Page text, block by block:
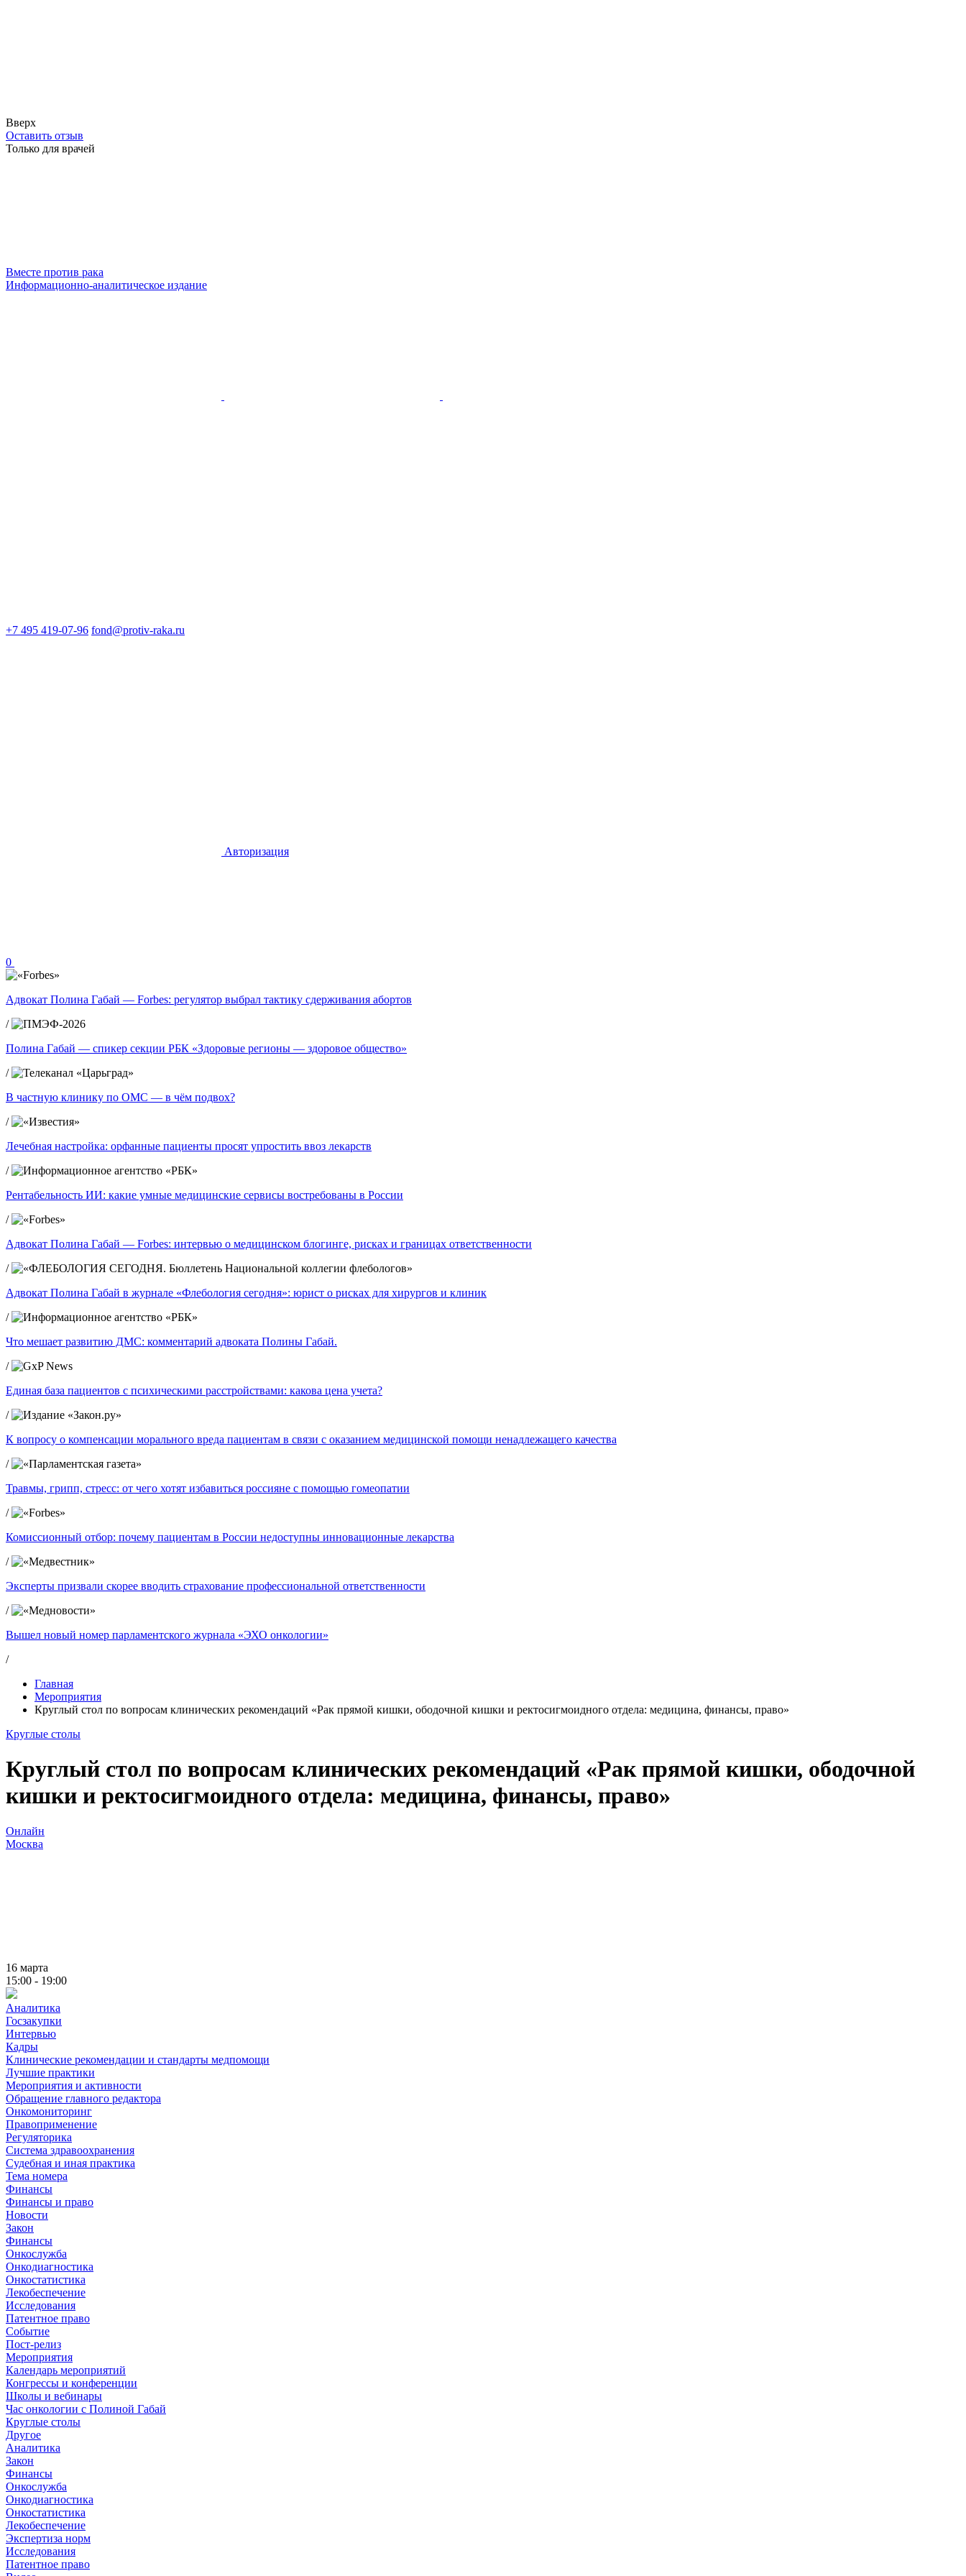
Вверх
Оставить отзыв
Только для врачей
Вместе против рака
Информационно-аналитическое издание
+7 495 419-07-96 fond@protiv-raka.ru
Авторизация
0
Адвокат Полина Габай — Forbes: регулятор выбрал тактику сдерживания абортов
/
Полина Габай — спикер секции РБК «Здоровые регионы — здоровое общество»
/
В частную клинику по ОМС — в чём подвох?
/
Лечебная настройка: орфанные пациенты просят упростить ввоз лекарств
/
Рентабельность ИИ: какие умные медицинские сервисы востребованы в России
/
Адвокат Полина Габай — Forbes: интервью о медицинском блогинге, рисках и границах ответственности
/
Адвокат Полина Габай в журнале «Флебология сегодня»: юрист о рисках для хирургов и клиник
/
Что мешает развитию ДМС: комментарий адвоката Полины Габай.
/
Единая база пациентов с психическими расстройствами: какова цена учета?
/
К вопросу о компенсации морального вреда пациентам в связи с оказанием медицинской помощи ненадлежащего качества
/
Травмы, грипп, стресс: от чего хотят избавиться россияне с помощью гомеопатии
/
Комиссионный отбор: почему пациентам в России недоступны инновационные лекарства
/
Эксперты призвали скорее вводить страхование профессиональной ответственности
/
Вышел новый номер парламентского журнала «ЭХО онкологии»
/
Главная
Мероприятия
Круглый стол по вопросам клинических рекомендаций «Рак прямой кишки, ободочной кишки и ректосигмоидного отдела: медицина, финансы, право»
Круглые столы
Круглый стол по вопросам клинических рекомендаций «Рак прямой кишки, ободочной
кишки и ректосигмоидного отдела: медицина, финансы, право»
Онлайн
Москва
16 марта
15:00 - 19:00
Аналитика
Госзакупки
Интервью
Кадры
Клинические рекомендации и стандарты медпомощи
Лучшие практики
Мероприятия и активности
Обращение главного редактора
Онкомониторинг
Правоприменение
Регуляторика
Система здравоохранения
Судебная и иная практика
Тема номера
Финансы
Финансы и право
Новости
Закон
Финансы
Онкослужба
Онкодиагностика
Онкостатистика
Лекобеспечение
Исследования
Патентное право
Событие
Пост-релиз
Мероприятия
Календарь мероприятий
Конгрессы и конференции
Школы и вебинары
Час онкологии с Полиной Габай
Круглые столы
Другое
Аналитика
Закон
Финансы
Онкослужба
Онкодиагностика
Онкостатистика
Лекобеспечение
Экспертиза норм
Исследования
Патентное право